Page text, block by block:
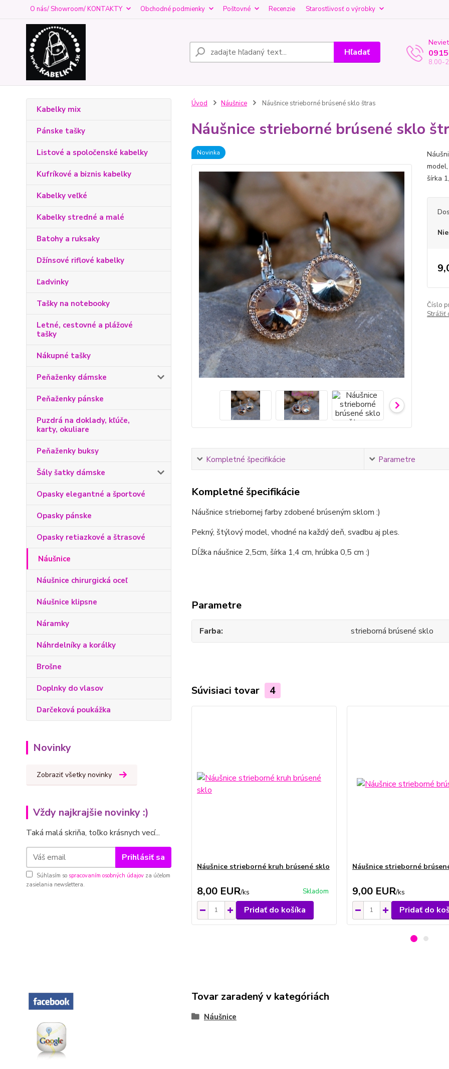
O nás/ Showroom/ KONTAKTY Obchodné podmienky Poštovné Recenzie Starostlivosť o výrobky
Hľadať
8.00-
Kabelky mix
Pánske tašky
Listové a spoločenské kabelky
Kufríkové a biznis kabelky
Kabelky veľké
Kabelky stredné a malé
Batohy a ruksaky
Džínsové riflové kabelky
Ľadvinky
Tašky na notebooky
Letné, cestovné a plážové
tašky
Nákupné tašky
Peňaženky dámske
Peňaženky pánske
Puzdrá na doklady, kľúče,
karty, okuliare
Peňaženky buksy
Šály šatky dámske
Opasky elegantné a športové
Opasky pánske
Opasky retiazkové a štrasové
Náušnice
Náušnice chirurgická oceľ
Náušnice klipsne
Náramky
Náhrdelníky a korálky
Brošne
Doplnky do vlasov
Darčeková poukážka
Novinky
Zobraziť všetky novinky
Vždy najkrajšie novinky :)
Taká malá skriňa, toľko krásnych vecí...
Prihlásiť sa
Súhlasím so spracovaním osobných údajov za účelom
zasielania newslettera.
Úvod Náušnice Náušnice strieborné brúsené sklo štras
Náušnice strieborné brúsené sklo
Novinka
šírka
Číslo
Strážiť
Kompletné špecifikácie Parametre
Kompletné špecifikácie
Náušnice striebornej farby zdobené brúseným sklom :)
Pekný, štýlový model, vhodné na každý deň, svadbu aj ples.
Dĺžka náušnice 2,5cm, šírka 1,4 cm, hrúbka 0,5 cm :)
Parametre
Farba strieborná brúsené sklo
Súvisiaci tovar 4
Náušnice strieborné kruh brúsené sklo
8,00 EUR/ks Skladom
Pridať do košíka
Náušnice strieborné
9,00 EUR/ks
Pridať do
Tovar zaradený v kategóriách
Náušnice